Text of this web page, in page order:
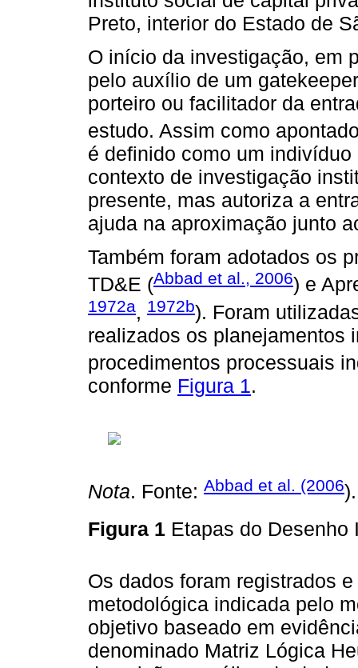
Preto, interior do Estado de
O início da investigação, em
pelo auxílio de um
porteiro ou facilitador da
estudo. Assim como
é definido como um
contexto de investigação
presente, mas autoriza a
ajuda na aproximação junto
Também foram adotados os
TD&E (Abbad et al., 2006) e
1972a, 1972b). Foram
realizados os planejamentos
procedimentos processuais
conforme Figura 1.
Nota. Fonte: Abbad et al. (2006).
Figura 1 Etapas do
Os dados foram registrados
metodológica indicada pelo
objetivo baseado em
denominado Matriz Lógica